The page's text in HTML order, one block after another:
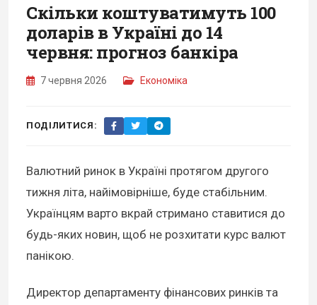
Скільки коштуватимуть 100
доларів в Україні до 14
червня: прогноз банкіра
7 червня 2026 Економіка
ПОДІЛИТИСЯ:
Валютний ринок в Україні протягом другого
тижня літа, найімовірніше, буде стабільним.
Українцям варто вкрай стримано ставитися до
будь-яких новин, щоб не розхитати курс валют
панікою.
Директор департаменту фінансових ринків та